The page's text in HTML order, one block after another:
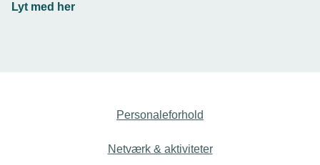
Lyt med her
Personaleforhold
Netværk & aktiviteter